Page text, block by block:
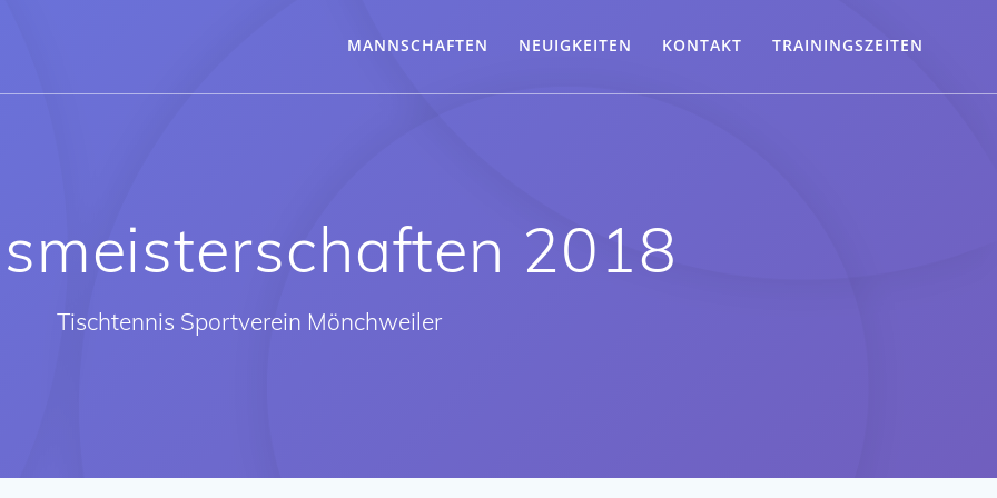
MANNSCHAFTEN NEUIGKEITEN KONTAKT TRAININGSZEITEN
2018
Tischtennis Sportverein Mönchweiler